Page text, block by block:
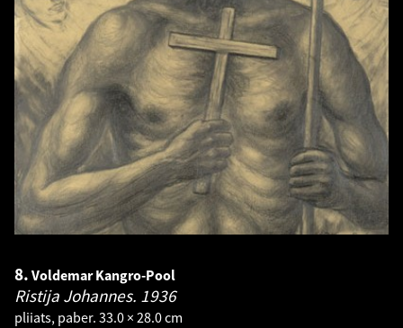
8. Voldemar Kangro-Pool
Ristija Johannes. 1936
pliiats, paber. 33.0 × 28.0 cm